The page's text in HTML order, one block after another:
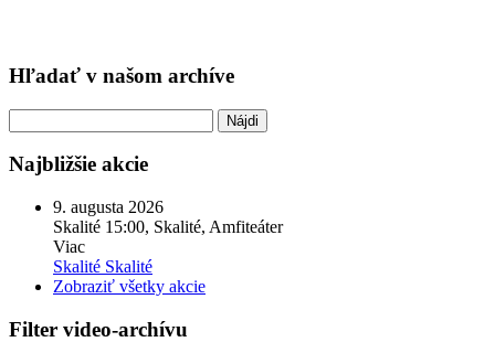
Hľadať v našom archíve
Najbližšie akcie
9. augusta 2026
Skalité 15:00, Skalité, Amfiteáter
Viac
Skalité Skalité
Zobraziť všetky akcie
Filter video-archívu